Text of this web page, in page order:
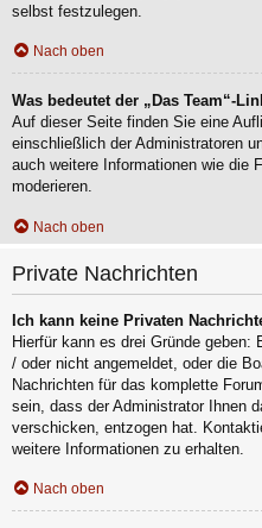
selbst festzulegen.
Nach oben
Was bedeutet der „Das Team“-
Auf dieser Seite finden Sie eine
einschließlich der Administratoren
auch weitere Informationen wie die
moderieren.
Nach oben
Private Nachrichten
Ich kann keine Privaten
Hierfür kann es drei Gründe
/ oder nicht angemeldet, oder die
Nachrichten für das komplette
sein, dass der Administrator Ihnen
verschicken, entzogen hat.
weitere Informationen zu erhalten.
Nach oben